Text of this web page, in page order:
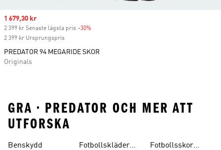
Sale price
1 679,30 kr
2 399 kr Senaste lägsta pris -30%
2 399 kr Ursprungspris
PREDATOR 94 MEGARIDE SKOR
Originals
GRA • PREDATOR OCH MER ATT
UTFORSKA
Benskydd
Fotbollskläder
Fotbollsskor